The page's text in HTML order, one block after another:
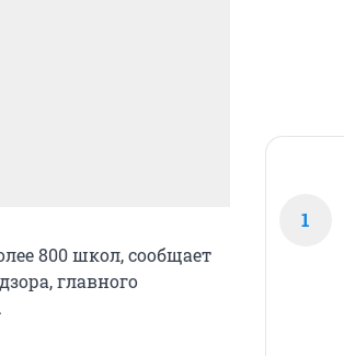
800 школ, сообщает
главного
1